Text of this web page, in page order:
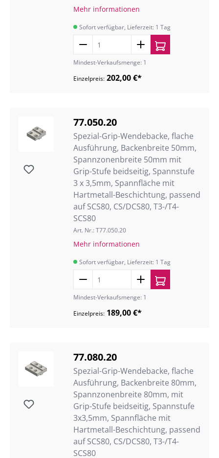
Mehr informationen
Sofort verfügbar, Lieferzeit: 1 Tag
Mindest-Verkaufsmenge: 1
Einzelpreis: 202,00 €*
77.050.20
Spezial-Grip-Wendebacke, flache
Ausführung, Backenbreite 50mm,
Spannzonenbreite 50mm mit
Grip-Stufe beidseitig, Spannstufe
3 x 3,5mm, Spannfläche mit
Hartmetall-Beschichtung, passend
auf SCS80, CS/DCS80, T3-/T4-
SCS80
Art. Nr.: T77.050.20
Mehr informationen
Sofort verfügbar, Lieferzeit: 1 Tag
Mindest-Verkaufsmenge: 1
Einzelpreis: 189,00 €*
77.080.20
Spezial-Grip-Wendebacke, flache
Ausführung, Backenbreite 80mm,
Spannzonenbreite 80mm, mit
Grip-Stufe beidseitig, Spannstufe
3x3,5mm, Spannfläche mit
Hartmetall-Beschichtung, passend
auf SCS80, CS/DCS80, T3-/T4-
SCS80